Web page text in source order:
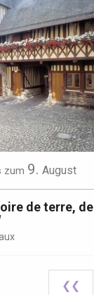
zum 9. August
de terre, de
❮❮